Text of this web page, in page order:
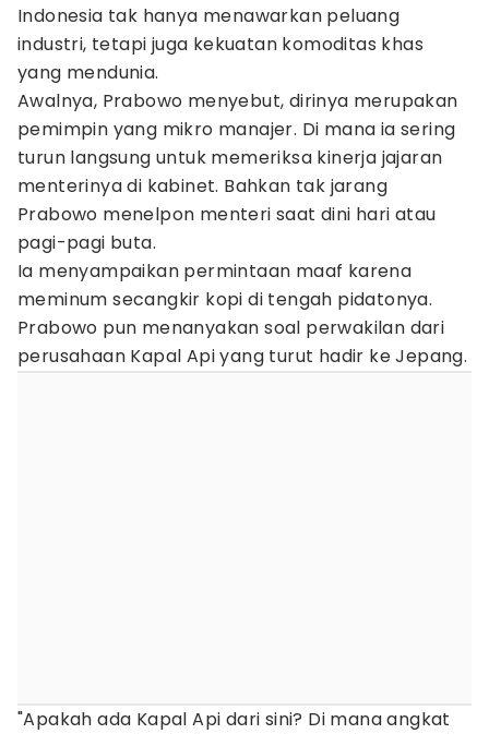
Indonesia tak hanya menawarkan peluang
industri, tetapi juga kekuatan komoditas khas
yang mendunia.
Awalnya, Prabowo menyebut, dirinya merupakan
pemimpin yang mikro manajer. Di mana ia sering
turun langsung untuk memeriksa kinerja jajaran
menterinya di kabinet. Bahkan tak jarang
Prabowo menelpon menteri saat dini hari atau
pagi-pagi buta.
Ia menyampaikan permintaan maaf karena
meminum secangkir kopi di tengah pidatonya.
Prabowo pun menanyakan soal perwakilan dari
perusahaan Kapal Api yang turut hadir ke Jepang.
"Apakah ada Kapal Api dari sini? Di mana angkat